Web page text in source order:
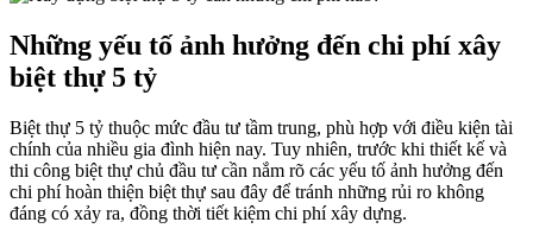
Những yếu tố ảnh hưởng đến chi phí xây
biệt thự 5 tỷ
Biệt thự 5 tỷ thuộc mức đầu tư tầm trung, phù hợp với điều kiện tài
chính của nhiều gia đình hiện nay. Tuy nhiên, trước khi thiết kế và
thi công biệt thự chủ đầu tư cần nắm rõ các yếu tố ảnh hưởng đến
chi phí hoàn thiện biệt thự sau đây để tránh những rủi ro không
đáng có xảy ra, đồng thời tiết kiệm chi phí xây dựng.